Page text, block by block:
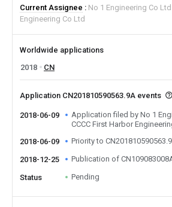
Current Assignee
No 1 Engineering Co
Engineering Co Ltd
Worldwide applications
2018
CN
Application CN201810590563.9A events
2018-06-09
Application filed by No 1
CCCC First Harbor
2018-06-09
Priority to
2018-12-25 Publication of
Status Pending